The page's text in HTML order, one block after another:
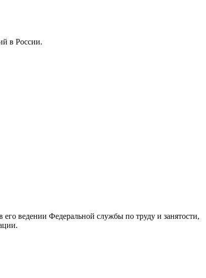
в России.
ведении Федеральной службы по труду и занятости,